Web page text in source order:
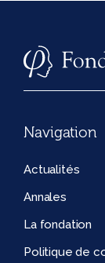
Navigation
Actualités
Annales
La fondation
Politique de